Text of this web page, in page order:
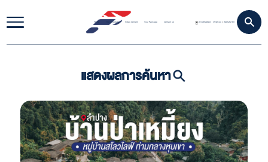
Home Travel Update Video Content Tour Package Contact Us ดาวน์โหลดแอป เข้าสู่ระบบ | สมัครสมาชิก
แสดงผลการค้นหา